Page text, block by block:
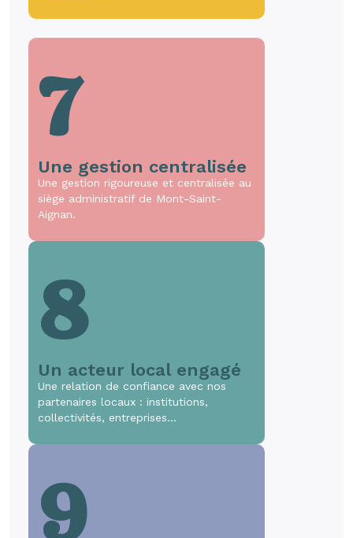
7
Une gestion centralisée
Une gestion rigoureuse et centralisée au
siège administratif de Mont-Saint-
Aignan.
8
Un acteur local engagé
Une relation de confiance avec nos
partenaires locaux : institutions,
collectivités, entreprises…
9